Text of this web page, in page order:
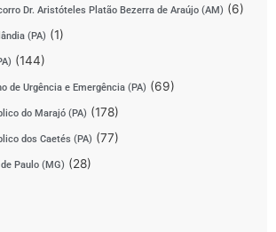
Dr. Aristóteles Platão Bezerra de Araújo (AM) (6)
(PA) (1)
(144)
de Urgência e Emergência (PA) (69)
do Marajó (PA) (178)
dos Caetés (PA) (77)
Paulo (MG) (28)